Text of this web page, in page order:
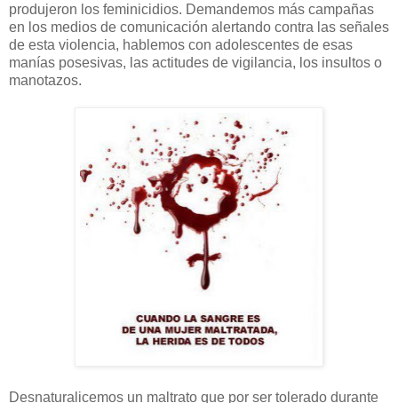
produjeron los feminicidios. Demandemos más campañas
en los medios de comunicación alertando contra las señales
de esta violencia, hablemos con adolescentes de esas
manías posesivas, las actitudes de vigilancia, los insultos o
manotazos.
Desnaturalicemos un maltrato que por ser tolerado durante